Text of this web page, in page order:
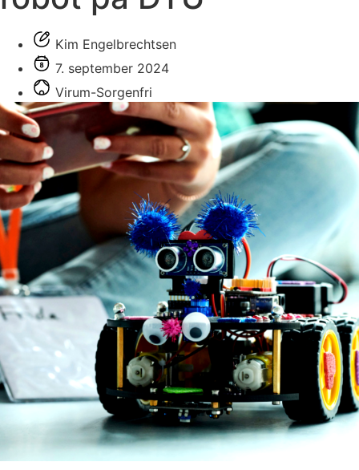
Kim Engelbrechtsen
7. september 2024
Virum-Sorgenfri